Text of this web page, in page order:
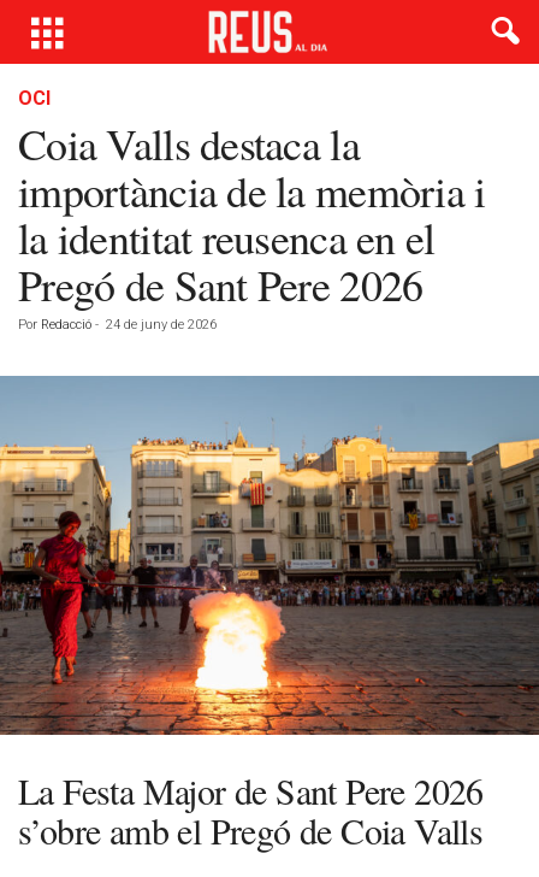
OCI
Coia Valls destaca la
importància de la memòria i
la identitat reusenca en el
Pregó de Sant Pere 2026
Por Redacció - 24 de juny de 2026
La Festa Major de Sant Pere 2026
s’obre amb el Pregó de Coia Valls